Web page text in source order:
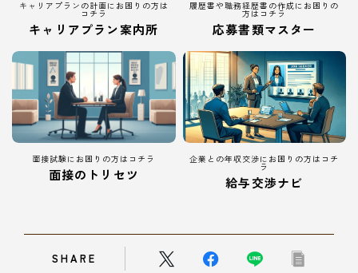
キャリアプランの計画にお困りの方は
コチラ
キャリアプラン案内所
履歴書や職務経歴書の作成にお困りの
方はコチラ
応募書類マスター
面接試験にお困りの方はコチラ
面接のトリセツ
企業との年収交渉にお困りの方はコチ
ラ
給与交渉ナビ
SHARE